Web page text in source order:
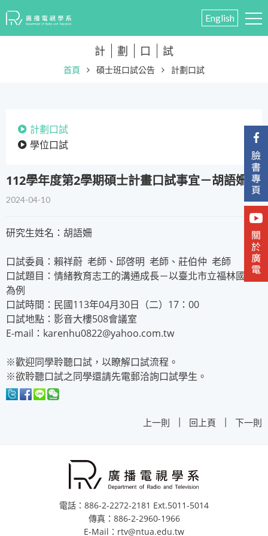
English
計 劃 口 試
首頁 碩士班口試公告 計劃口試
計劃口試
學位口試
​112學年度第2學期碩士計畫口試事宜－胡語姍
2024-04-10
研究生姓名：胡語姍
口試委員：賴祥蔚 老師、邱啓明 老師、莊伯仲 老師
口試題目：情緒教育志工的溝通成長－以臺北市立福林國小
為例
口試時間：民國113年04月30日（二）17：00
口試地點：影音大樓508會議室
E-mail：karenhu0822@yahoo.com.tw
※歡迎同學聆聽口試，以瞭解口試流程。
※欲聆聽口試之同學還請先電郵洽詢口試學生。
上一則 | 回上頁 | 下一則
電話：886-2-2272-2181 Ext.5011-5014
傳真：886-2-2960-1966
E-Mail：rtv@ntua.edu.tw